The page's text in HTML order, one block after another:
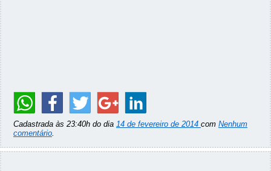
Cadastrada às 23:40h do dia 14 de fevereiro de 2014 com Nenhum
comentário.